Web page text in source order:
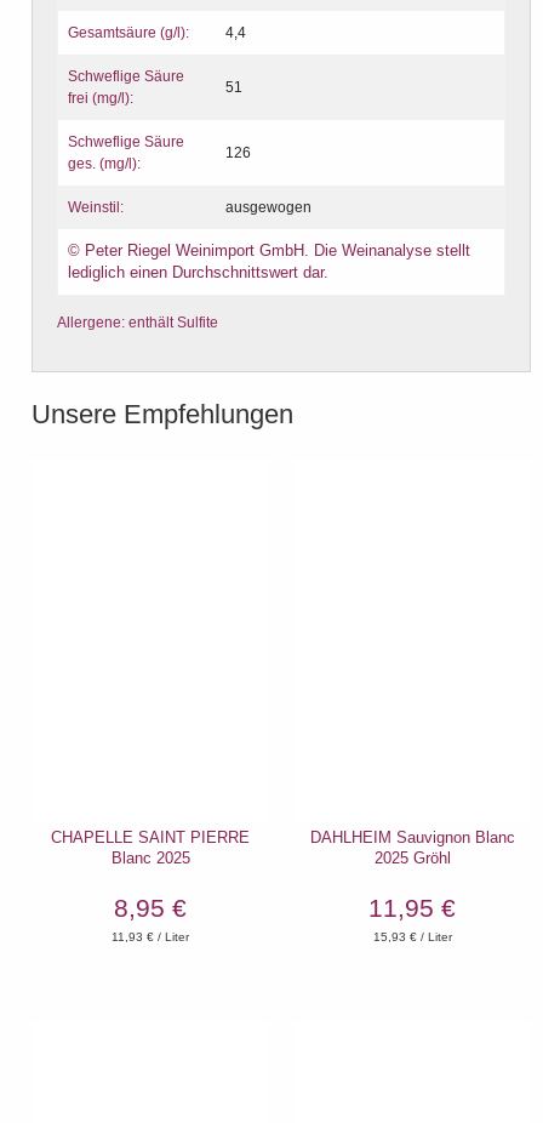
Gesamtsäure (g/l): 4,4
Schweflige Säure
frei (mg/l):
51
Schweflige Säure
ges. (mg/l):
126
Weinstil: ausgewogen
© Peter Riegel Weinimport GmbH. Die Weinanalyse stellt
lediglich einen Durchschnittswert dar.
Allergene: enthält Sulfite
Unsere Empfehlungen
CHAPELLE SAINT PIERRE
Blanc 2025
8,95 €
11,93 € / Liter
DAHLHEIM Sauvignon Blanc
2025 Gröhl
11,95 €
15,93 € / Liter